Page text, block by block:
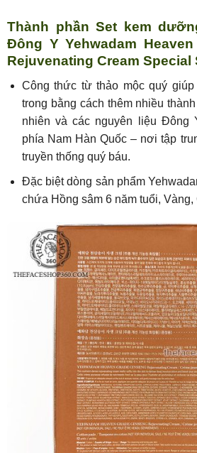
Thành phần Set kem
Đông Y Yehwadam
Rejuvenating Cream Special
Công thức từ thảo mộc quý
trong bằng cách thêm nhiều
nhiên và các nguyên liệu
phía Nam Hàn Quốc – nơi tập
truyền thống quý báu.
Đặc biệt dòng sản phẩm
chứa Hồng sâm 6 năm tuổi, Vàng,